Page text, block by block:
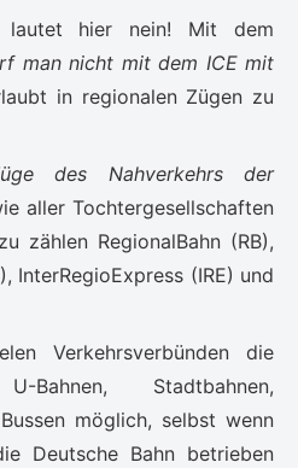
hier nein! Mit dem
man nicht mit dem ICE mit
in regionalen Zügen zu
des Nahverkehrs der
aller Tochtergesellschaften
zählen RegionalBahn (RB),
InterRegioExpress (IRE) und
Verkehrsverbünden die
Stadtbahnen,
möglich, selbst wenn
Deutsche Bahn betrieben